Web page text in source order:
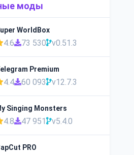
моды
WorldBox
4.6 73 530 v0.51.3
Premium
4.4 60 093 v12.7.3
Singing Monsters
4.8 47 951 v5.4.0
PRO